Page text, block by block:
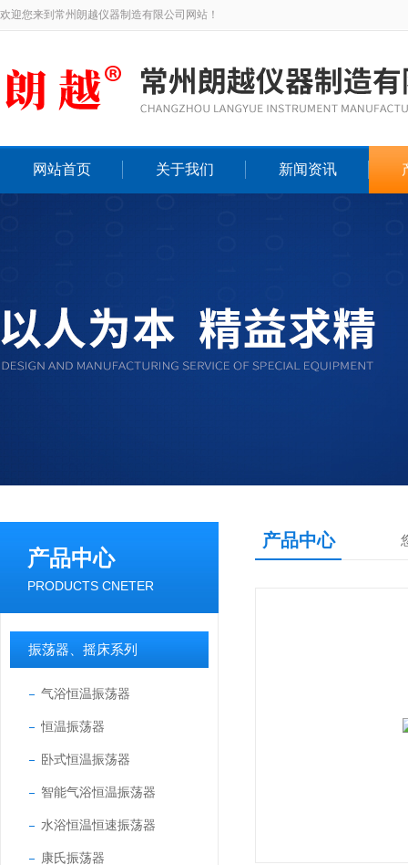
欢迎您来到常州朗越仪器制造有限公司网站！
网站首页 关于我们 新闻资讯
产品中心
PRODUCTS CNETER
振荡器、摇床系列
气浴恒温振荡器
恒温振荡器
卧式恒温振荡器
智能气浴恒温振荡器
水浴恒温恒速振荡器
康氏振荡器
产品中心